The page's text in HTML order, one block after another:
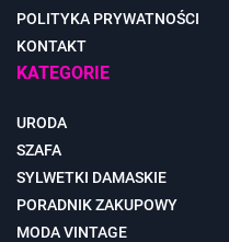
POLITYKA PRYWATNOŚCI
KONTAKT
KATEGORIE
URODA
SZAFA
SYLWETKI DAMASKIE
PORADNIK ZAKUPOWY
MODA VINTAGE